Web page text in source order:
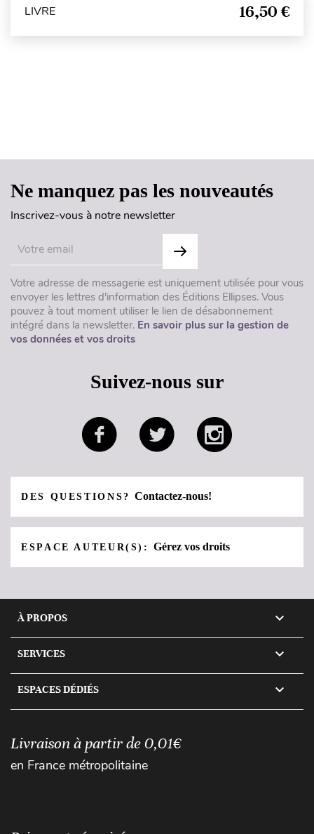
LIVRE 16,50 €
Ne manquez pas les nouveautés
Inscrivez-vous à notre newsletter
Votre adresse de messagerie est uniquement utilisée pour vous
envoyer les lettres d'information des Éditions Ellipses. Vous
pouvez à tout moment utiliser le lien de désabonnement
intégré dans la newsletter. En savoir plus sur la gestion de
vos données et vos droits
Suivez-nous sur
DES QUESTIONS?Contactez-nous!
ESPACE AUTEUR(S):Gérez vos droits
À PROPOS 
SERVICES 
ESPACES DÉDIÉS 
Livraison à partir de 0,01€
en France métropolitaine